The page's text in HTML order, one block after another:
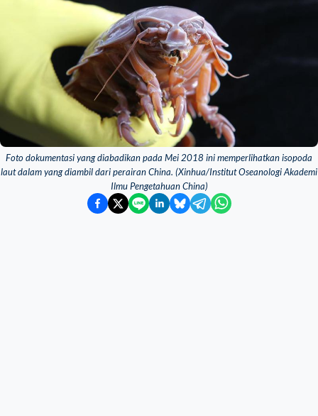
Foto dokumentasi yang diabadikan pada Mei 2018 ini memperlihatkan isopoda
laut dalam yang diambil dari perairan China. (Xinhua/Institut Oseanologi Akademi
Ilmu Pengetahuan China)